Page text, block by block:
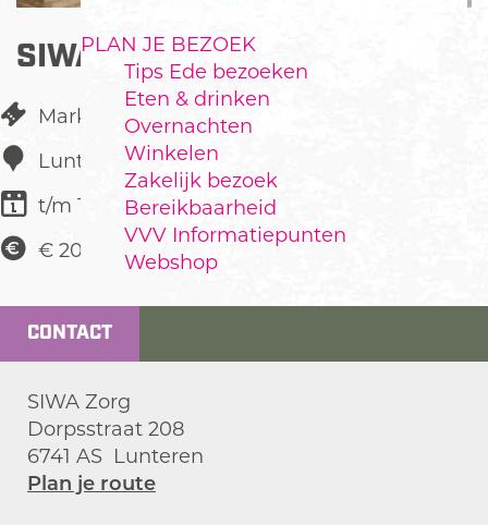
PLAN JE BEZOEK
Tips Ede bezoeken
Eten & drinken
Overnachten
Winkelen
Zakelijk bezoek
Bereikbaarheid
VVV Informatiepunten
Webshop
SIWA ZORG ROMMELMARKT
Markt
Lunteren
t/m 17 juli
€ 20,00 Kraam
CONTACT
SIWA Zorg
Dorpsstraat 208
6741 AS Lunteren
Plan je routen